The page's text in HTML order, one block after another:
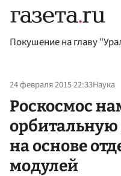
Покушение на главу
24 февраля 2015 22:33Наука
Роскосмос
на основе
модулей